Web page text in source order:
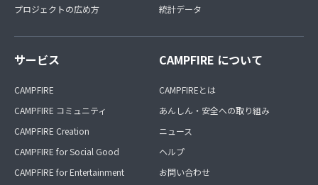
プロジェクトの広め方
統計データ
サービス
CAMPFIRE
CAMPFIRE コミュニティ
CAMPFIRE Creation
CAMPFIRE for Social Good
CAMPFIRE for Entertainment
CAMPFIRE について
CAMPFIREとは
あんしん・安全への取り組み
ニュース
ヘルプ
お問い合わせ